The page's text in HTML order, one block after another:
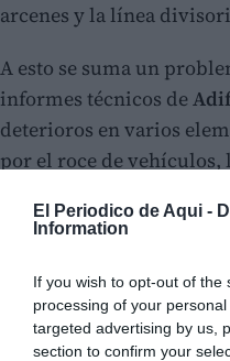
El Periodico de Aqui -
Information
If you wish to opt-out of
processing of your
targeted advertising by us,
section to confirm your
arcenes y la línea
A esto se suma un
informes técnicos de
deterioros en varios
por el roce de
la estabilidad del paso y
trenes.